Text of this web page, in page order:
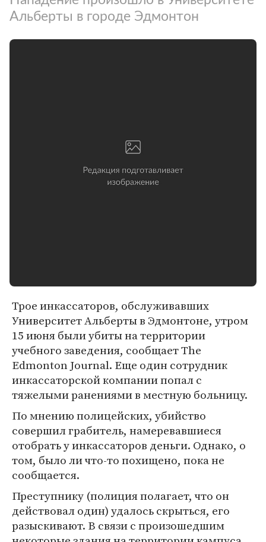
Альберты в городе Эдмонтон
Трое инкассаторов, обслуживавших
Университет Альберты в Эдмонтоне, утром
15 июня были убиты на территории
учебного заведения, сообщает The
Edmonton Journal. Еще один сотрудник
инкассаторской компании попал с
тяжелыми ранениями в местную больницу.
По мнению полицейских, убийство
совершил грабитель, намеревавшиеся
отобрать у инкассаторов деньги. Однако, о
том, было ли что-то похищено, пока не
сообщается.
Преступнику (полиция полагает, что он
действовал один) удалось скрыться, его
разыскивают. В связи с произошедшим